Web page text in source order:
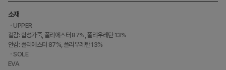
소재
ㆍUPPER
겉감: 합성가죽, 폴리에스터 87%, 폴리우레탄 13%
안감: 폴리에스터 87%, 폴리우레탄 13%
ㆍSOLE
EVA